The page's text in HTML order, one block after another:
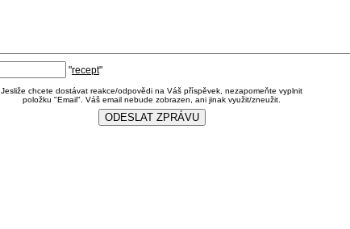
"recept"
Jesliže chcete dostávat reakce/odpovědi na Váš příspěvek, nezapomeňte vyplnit
položku "Email". Váš email nebude zobrazen, ani jinak využit/zneužit.